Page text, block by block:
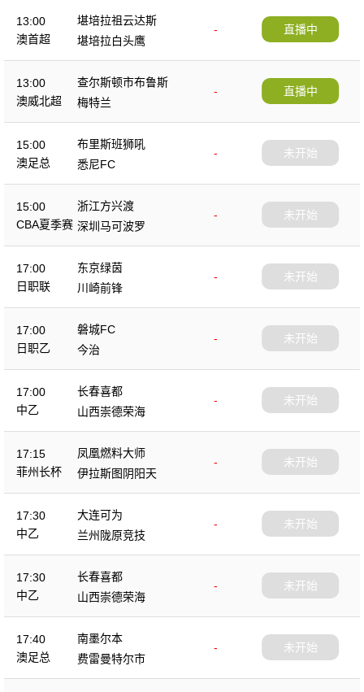
13:00
澳首超
堪培拉祖云达斯
-
堪培拉白头鹰
直播中
13:00
澳威北超
查尔斯顿市布鲁斯
-
梅特兰
直播中
15:00
澳足总
布里斯班狮吼
-
悉尼FC
未开始
15:00
CBA夏季赛
浙江方兴渡
-
深圳马可波罗
未开始
17:00
日职联
东京绿茵
-
川崎前锋
未开始
17:00
日职乙
磐城FC
-
今治
未开始
17:00
中乙
长春喜都
-
山西崇德荣海
未开始
17:15
菲州长杯
凤凰燃料大师
-
伊拉斯图阴阳天
未开始
17:30
中乙
大连可为
-
兰州陇原竞技
未开始
17:30
中乙
长春喜都
-
山西崇德荣海
未开始
17:40
澳足总
南墨尔本
-
费雷曼特尔市
未开始